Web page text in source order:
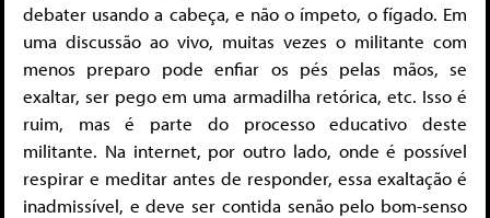
debater usando a cabeça, e não o ímpeto, o fígado. Em
uma discussão ao vivo, muitas vezes o militante com
menos preparo pode enfiar os pés pelas mãos, se
exaltar, ser pego em uma armadilha retórica, etc. Isso é
ruim, mas é parte do processo educativo deste
militante. Na internet, por outro lado, onde é possível
respirar e meditar antes de responder, essa exaltação é
inadmissível, e deve ser contida senão pelo bom-senso